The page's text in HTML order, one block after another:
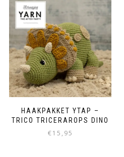
HAAKPAKKET YTAP –
TRICO TRICERAROPS DINO
€15,95